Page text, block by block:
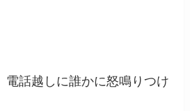
電話越しに誰かに怒鳴りつけ